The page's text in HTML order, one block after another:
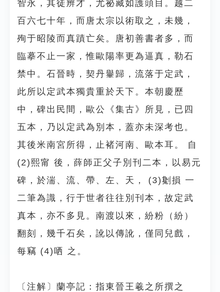
智永，其徒辨才，尤祕藏如護頭目。越二
百六七十年，而唐太宗以術取之，未幾，
殉于昭陵而真蹟亡矣。唐初善書者多，而
臨摹不止一家，惟歐陽率更為逼真，勒石
禁中。石晉時，契丹轝歸，流落于定武，
此所以定武本獨貴重於天下。本朝慶歷
中，碑出民間，歐公《集古》所見，已四
五本，乃以定武為別本，蓋亦未深考也。
其後米南宮所得，止褚河南、歐本耳。 自
(2)熙甯 後，薛師正父子別刊二本，以易元
碑，於湍、流、帶、左、天， (3)劖損 一
二筆為識，行于世者往往別刊本，故定武
真本，亦不多見。南渡以來，紛粉（紛）
翻刻，幾千石矣，訛以傳訛，僅同兒戲，
每竊 (4)哂 之。
〔注解〕蘭亭記：指東晉王羲之所撰之